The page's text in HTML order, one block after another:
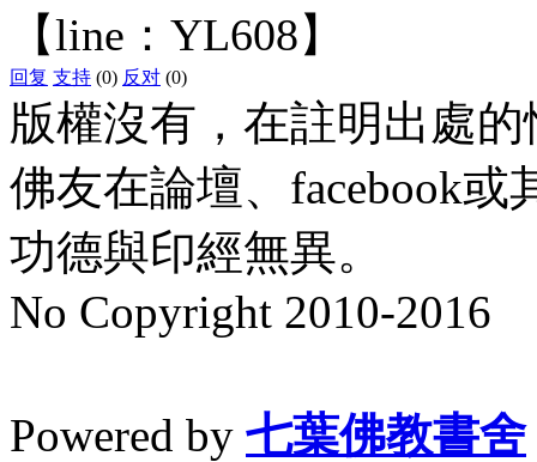
【line：YL608】
回复 支持 (0) 反对 (0)
版權沒有，在註明出處
佛友在論壇、facebook
功德與印經無異。
No Copyright 2010-2016
Powered by 七葉佛教書舍